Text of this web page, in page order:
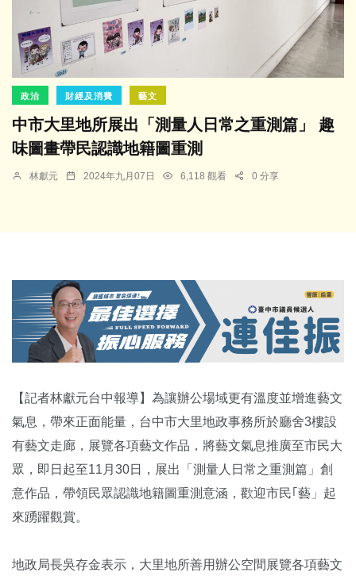
政治 財經及消費 藝文
中市大里地所展出「測量人日常之重測篇」 趣
味圖畫帶民認識地籍圖重測
林獻元 2024年九月07日 6,118 觀看 0 分享
【記者林獻元台中報導】為讓辦公場域更有溫度並增進藝文
氣息，帶來正面能量，台中市大里地政事務所於廳舍3樓設
有藝文走廊，展覽各項藝文作品，將藝文氣息推廣至市民大
眾，即日起至11月30日，展出「測量人日常之重測篇」創
意作品，帶領民眾認識地籍圖重測意涵，歡迎市民｢藝」起
來踴躍觀賞。
地政局長吳存金表示，大里地所善用辦公空間展覽各項藝文